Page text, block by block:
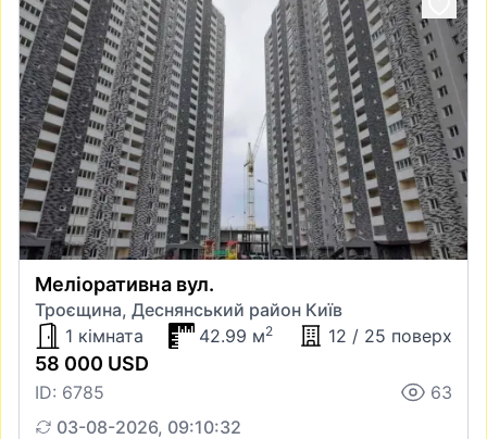
Меліоративна вул.
Троєщина, Деснянський район Київ
1 кімната
42.99 м2 12 / 25 поверх
58 000 USD
ID: 6785
63
03-08-2026, 09:10:32